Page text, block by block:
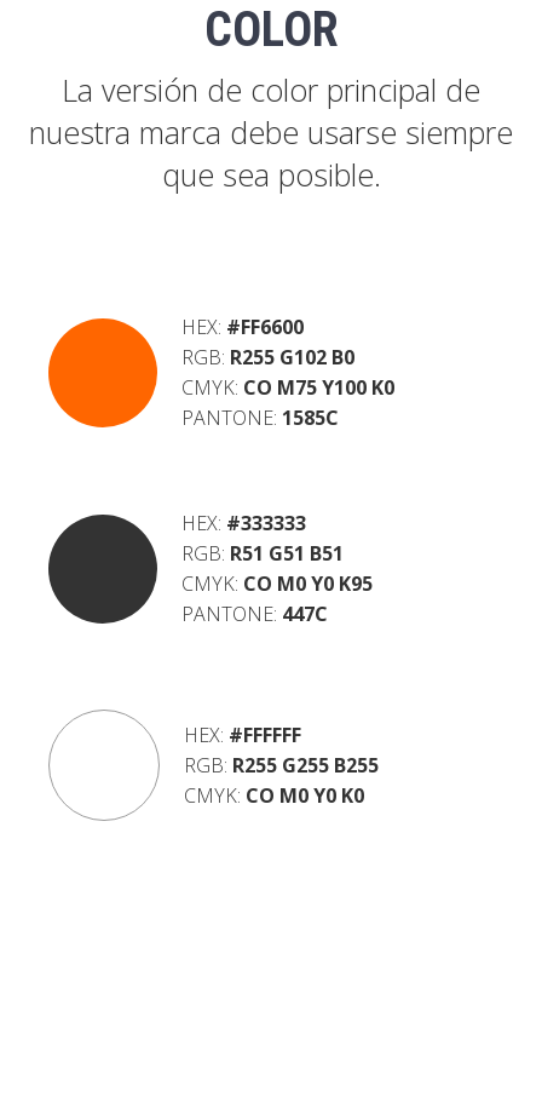
COLOR
La versión de color principal de
nuestra marca debe usarse siempre
que sea posible.
HEX: #FF6600
RGB: R255 G102 B0
CMYK: CO M75 Y100 K0
PANTONE: 1585C
HEX: #333333
RGB: R51 G51 B51
CMYK: CO M0 Y0 K95
PANTONE: 447C
HEX: #FFFFFF
RGB: R255 G255 B255
CMYK: CO M0 Y0 K0